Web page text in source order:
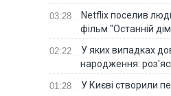
03:28
Netflix поселив
фільм "Останній
02:22
У яких випадках
народження:
01:28
У Києві створили